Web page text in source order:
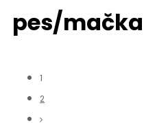
pes/mačka
1
2